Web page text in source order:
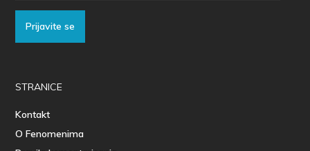
Prijavite se
STRANICE
Kontakt
O Fenomenima